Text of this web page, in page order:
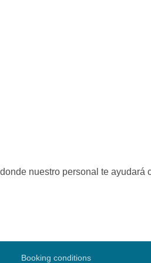
nuestro personal te ayudará
Booking conditions